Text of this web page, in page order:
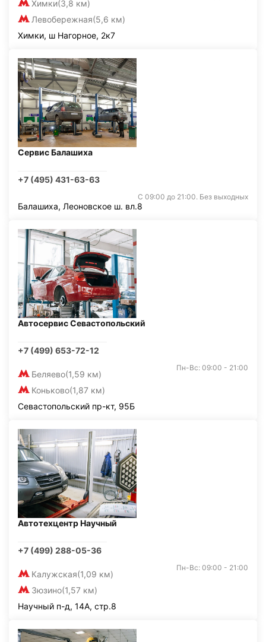
Химки(3,8 км)
Левобережная(5,6 км)
Химки, ш Нагорное, 2к7
Сервис Балашиха
+7 (495) 431-63-63
С 09:00 до 21:00. Без выходных
Балашиха, Леоновское ш. вл.8
Автосервис Севастопольский
+7 (499) 653-72-12
Беляево(1,59 км)
Коньково(1,87 км)
Пн-Вс: 09:00 - 21:00
Севастопольский пр-кт, 95Б
Автотехцентр Научный
+7 (499) 288-05-36
Калужская(1,09 км)
Зюзино(1,57 км)
Пн-Вс: 09:00 - 21:00
Научный п-д, 14А, стр.8